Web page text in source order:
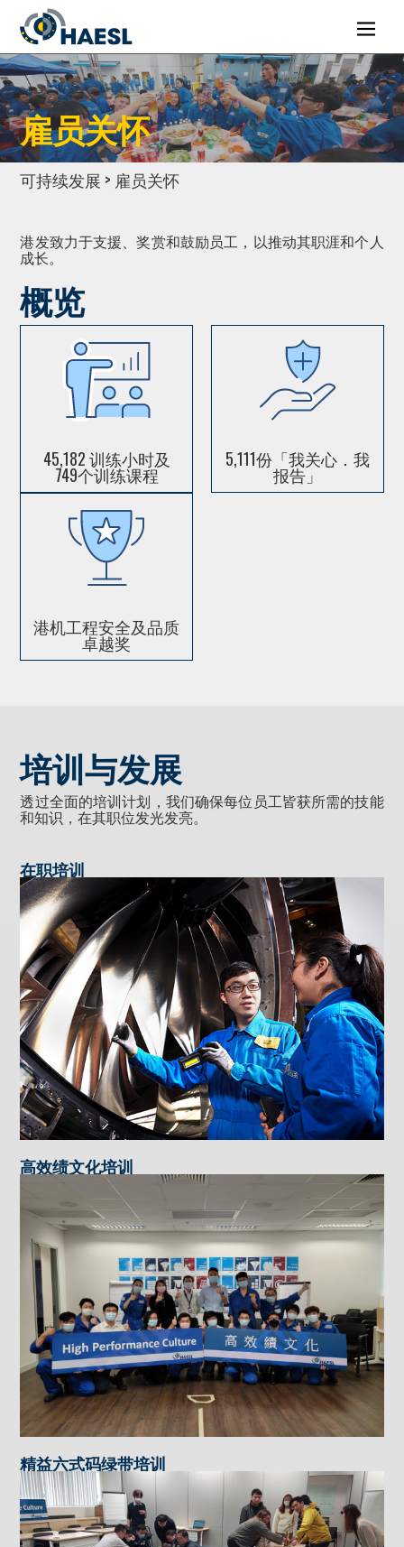
雇员关怀
可持续发展 > 雇员关怀
港发致力于支援、奖赏和鼓励员工，以推动其职涯和个人
成长。
概览
45,182 训练小时及
749个训练课程
5,111份「我关心．我
报告」
港机工程安全及品质
卓越奖
培训与发展
透过全面的培训计划，我们确保每位员工皆获所需的技能
和知识，在其职位发光发亮。
在职培训
高效绩文化培训
精益六式码绿带培训